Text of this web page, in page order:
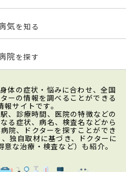
気を知る
院を探す
体の症状・悩みに合わせ、全国
ーの情報を調べることができる
サイトです。
、診療時間、医院の特徴などの
る症状、病名、検査名などから
院、ドクターを探すことができ
独自取材に基づき、ドクターに
な治療・検査など）も紹介。